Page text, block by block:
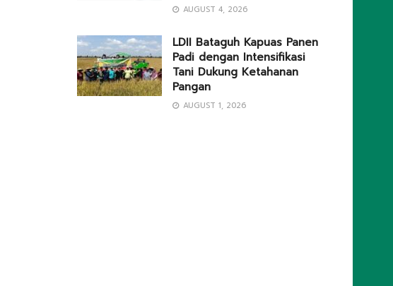
AUGUST 4, 2026
LDII Bataguh Kapuas Panen
Padi dengan Intensifikasi
Tani Dukung Ketahanan
Pangan
AUGUST 1, 2026